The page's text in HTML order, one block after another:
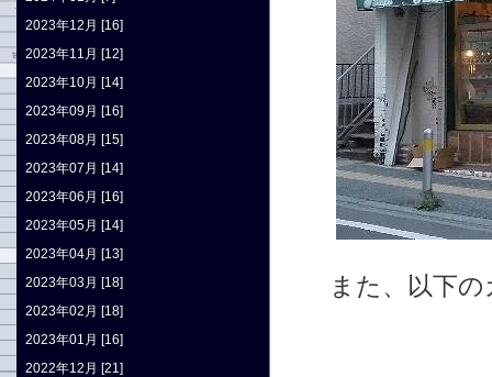
また、以下
2023年12月 [16]
2023年11月 [12]
2023年10月 [14]
2023年09月 [16]
2023年08月 [15]
2023年07月 [14]
2023年06月 [16]
2023年05月 [14]
2023年04月 [13]
2023年03月 [18]
2023年02月 [18]
2023年01月 [16]
2022年12月 [21]